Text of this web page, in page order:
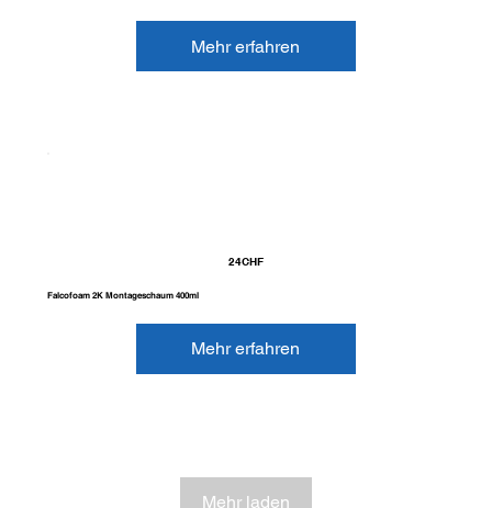
Mehr erfahren
24CHF
Falcofoam 2K Montageschaum 400ml
Mehr erfahren
Mehr laden